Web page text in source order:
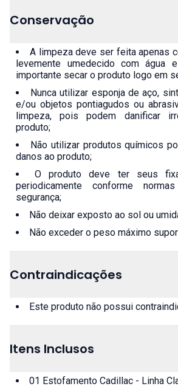
Conservação
A limpeza deve ser feita apenas
levemente umedecido com água
importante secar o produto logo em
Nunca utilizar esponja de aço,
e/ou objetos pontiagudos ou
limpeza, pois podem danificar
produto;
Não utilizar produtos químicos
danos ao produto;
O produto deve ter seus
periodicamente conforme
segurança;
Não deixar exposto ao sol ou
Não exceder o peso máximo
Contraindicações
Este produto não possui
Itens Inclusos
01 Estofamento Cadillac - Linha